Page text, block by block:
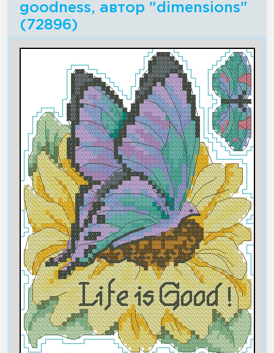
goodness, автор "dimensions"
(72896)